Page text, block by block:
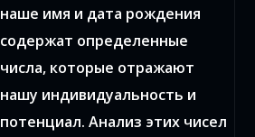
наше имя и дата рождения
содержат определенные
числа, которые отражают
нашу индивидуальность и
потенциал. Анализ этих чисел